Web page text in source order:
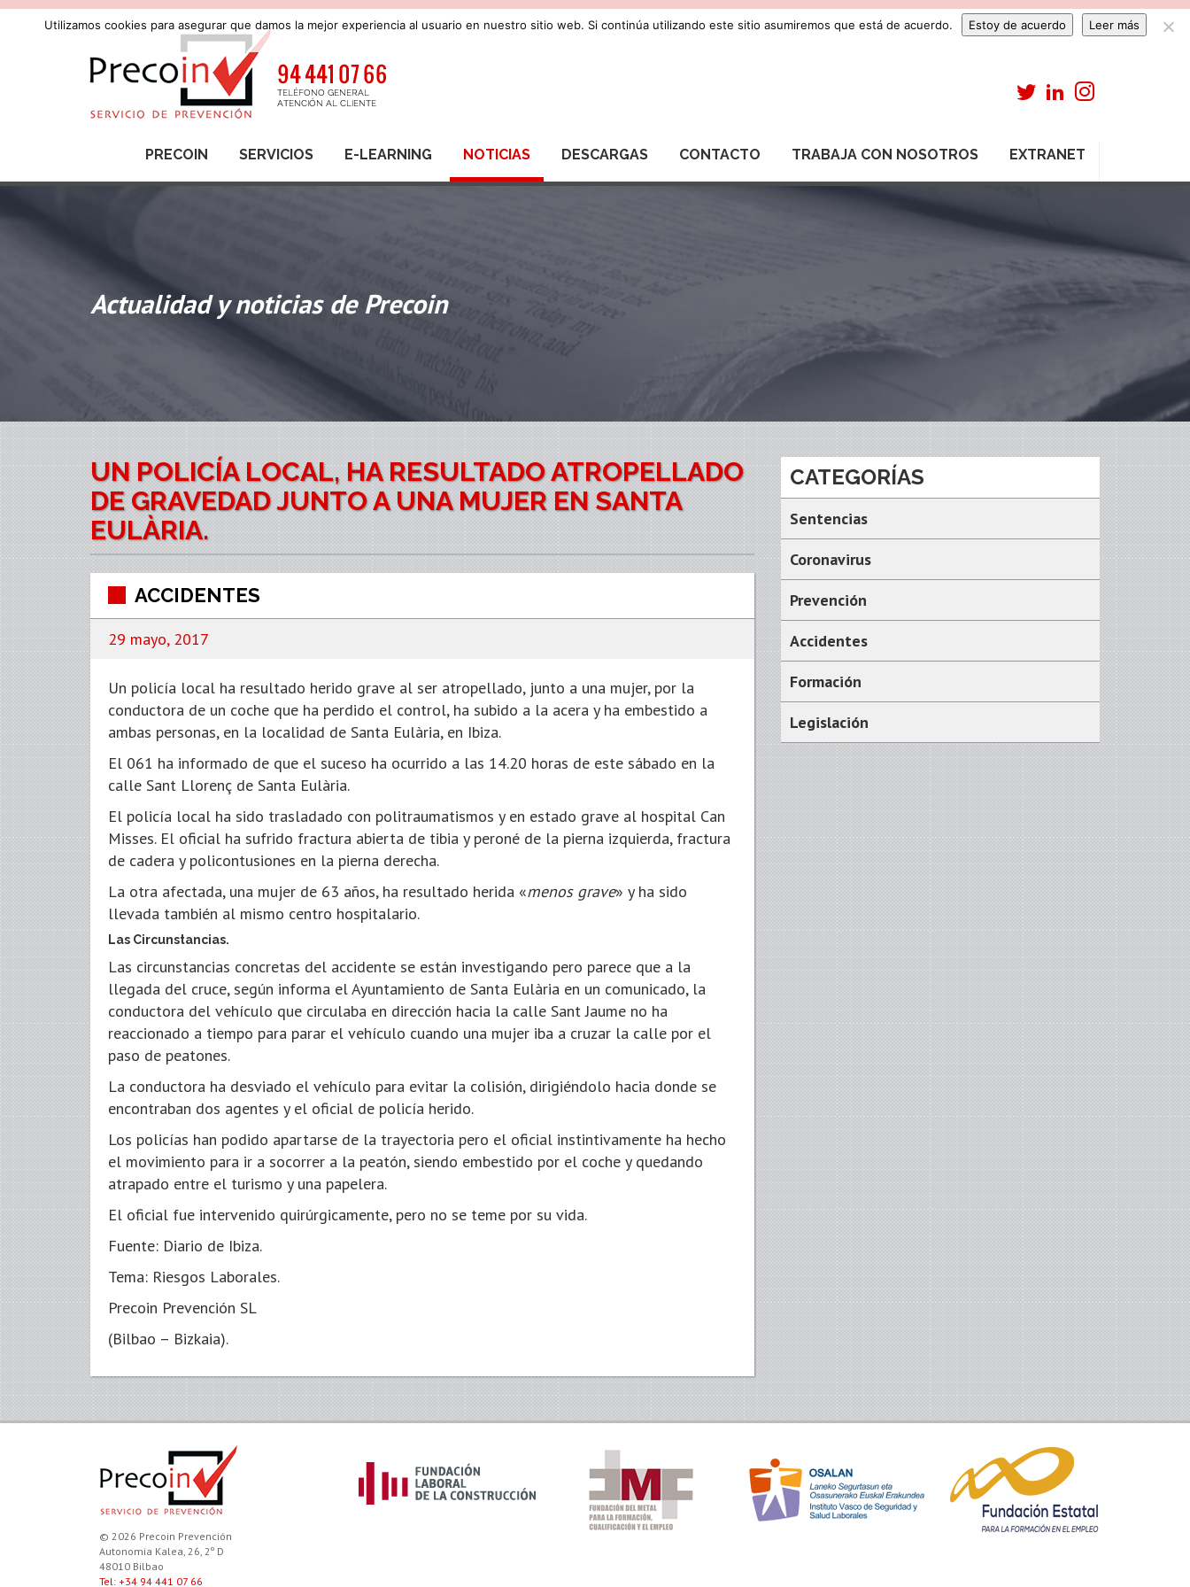
PRECOIN SERVICIOS E-LEARNING NOTICIAS DESCARGAS CONTACTO TRABAJA CON NOSOTROS EXTRANET
Actualidad y noticias de Precoin
UN POLICÍA LOCAL, HA RESULTADO ATROPELLADO
DE GRAVEDAD JUNTO A UNA MUJER EN SANTA
EULÀRIA.
ACCIDENTES
29 mayo, 2017
Un policía local ha resultado herido grave al ser atropellado, junto a una mujer, por la
conductora de un coche que ha perdido el control, ha subido a la acera y ha embestido a
ambas personas, en la localidad de Santa Eulària, en Ibiza.
El 061 ha informado de que el suceso ha ocurrido a las 14.20 horas de este sábado en la
calle Sant Llorenç de Santa Eulària.
El policía local ha sido trasladado con politraumatismos y en estado grave al hospital Can
Misses. El oficial ha sufrido fractura abierta de tibia y peroné de la pierna izquierda, fractura
de cadera y policontusiones en la pierna derecha.
La otra afectada, una mujer de 63 años, ha resultado herida «menos grave» y ha sido
llevada también al mismo centro hospitalario.
Las Circunstancias.
Las circunstancias concretas del accidente se están investigando pero parece que a la
llegada del cruce, según informa el Ayuntamiento de Santa Eulària en un comunicado, la
conductora del vehículo que circulaba en dirección hacia la calle Sant Jaume no ha
reaccionado a tiempo para parar el vehículo cuando una mujer iba a cruzar la calle por el
paso de peatones.
La conductora ha desviado el vehículo para evitar la colisión, dirigiéndolo hacia donde se
encontraban dos agentes y el oficial de policía herido.
Los policías han podido apartarse de la trayectoria pero el oficial instintivamente ha hecho
el movimiento para ir a socorrer a la peatón, siendo embestido por el coche y quedando
atrapado entre el turismo y una papelera.
El oficial fue intervenido quirúrgicamente, pero no se teme por su vida.
Fuente: Diario de Ibiza.
Tema: Riesgos Laborales.
Precoin Prevención SL
(Bilbao – Bizkaia).
CATEGORÍAS
Sentencias
Coronavirus
Prevención
Accidentes
Formación
Legislación
© 2026 Precoin Prevención
Autonomia Kalea, 26, 2º D
48010 Bilbao
Tel: +34 94 441 07 66
Utilizamos cookies para asegurar que damos la mejor experiencia al usuario en nuestro sitio web. Si continúa utilizando este sitio asumiremos que está de acuerdo. Estoy de acuerdo Leer más